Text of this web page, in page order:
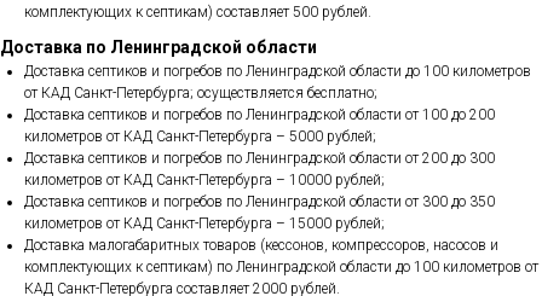
комплектующих к септикам) составляет 500 рублей.
Доставка по Ленинградской области
Доставка септиков и погребов по Ленинградской области до 100 километров
от КАД Санкт-Петербурга; осуществляется бесплатно;
Доставка септиков и погребов по Ленинградской области от 100 до 200
километров от КАД Санкт-Петербурга – 5000 рублей;
Доставка септиков и погребов по Ленинградской области от 200 до 300
километров от КАД Санкт-Петербурга – 10000 рублей;
Доставка септиков и погребов по Ленинградской области от 300 до 350
километров от КАД Санкт-Петербурга – 15000 рублей;
Доставка малогабаритных товаров (кессонов, компрессоров, насосов и
комплектующих к септикам) по Ленинградской области до 100 километров от
КАД Санкт-Петербурга составляет 2000 рублей.